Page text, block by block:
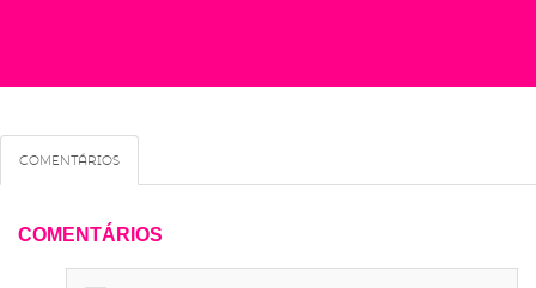
Comentários
COMENTÁRIOS